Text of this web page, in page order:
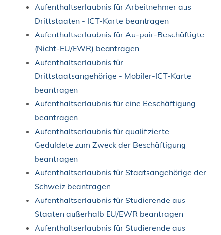
Aufenthaltserlaubnis für Arbeitnehmer aus
Drittstaaten - ICT-Karte beantragen
Aufenthaltserlaubnis für Au-pair-Beschäftigte
(Nicht-EU/EWR) beantragen
Aufenthaltserlaubnis für
Drittstaatsangehörige - Mobiler-ICT-Karte
beantragen
Aufenthaltserlaubnis für eine Beschäftigung
beantragen
Aufenthaltserlaubnis für qualifizierte
Geduldete zum Zweck der Beschäftigung
beantragen
Aufenthaltserlaubnis für Staatsangehörige der
Schweiz beantragen
Aufenthaltserlaubnis für Studierende aus
Staaten außerhalb EU/EWR beantragen
Aufenthaltserlaubnis für Studierende aus